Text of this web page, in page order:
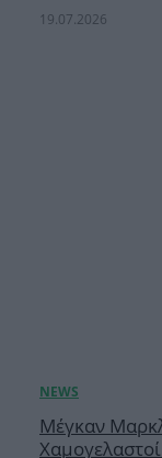
19.07.2026
Μέγκαν